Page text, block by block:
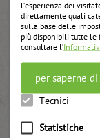
l’esperienza dei
direttamente quali
sulla base delle
più disponibili tutte le
consultare l’
per saperne
Tecnici
Statistiche